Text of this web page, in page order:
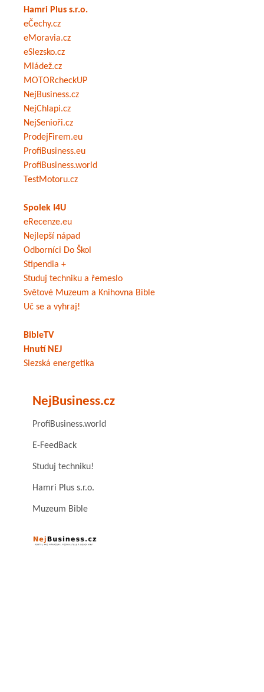
Hamri Plus s.r.o.
eČechy.cz
eMoravia.cz
eSlezsko.cz
Mládež.cz
MOTORcheckUP
NejBusiness.cz
NejChlapi.cz
NejSenioři.cz
ProdejFirem.eu
ProfiBusiness.eu
ProfiBusiness.world
TestMotoru.cz
Spolek I4U
eRecenze.eu
Nejlepší nápad
Odborníci Do Škol
Stipendia +
Studuj techniku a řemeslo
Světové Muzeum a Knihovna Bible
Uč se a vyhraj!
BibleTV
Hnutí NEJ
Slezská energetika
NejBusiness.cz
ProfiBusiness.world
E-FeedBack
Studuj techniku!
Hamri Plus s.r.o.
Muzeum Bible